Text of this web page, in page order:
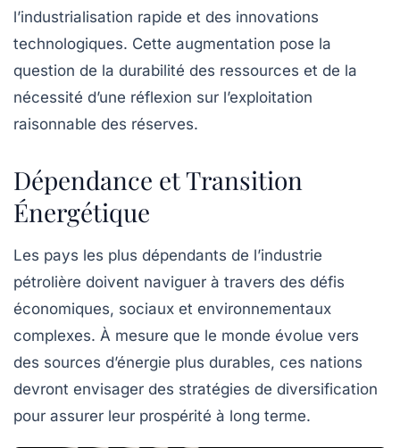
l’industrialisation rapide et des innovations
technologiques. Cette augmentation pose la
question de la durabilité des ressources et de la
nécessité d’une réflexion sur l’exploitation
raisonnable des réserves.
Dépendance et Transition
Énergétique
Les pays les plus dépendants de l’industrie
pétrolière doivent naviguer à travers des défis
économiques, sociaux et environnementaux
complexes. À mesure que le monde évolue vers
des sources d’énergie plus durables, ces nations
devront envisager des stratégies de diversification
pour assurer leur prospérité à long terme.